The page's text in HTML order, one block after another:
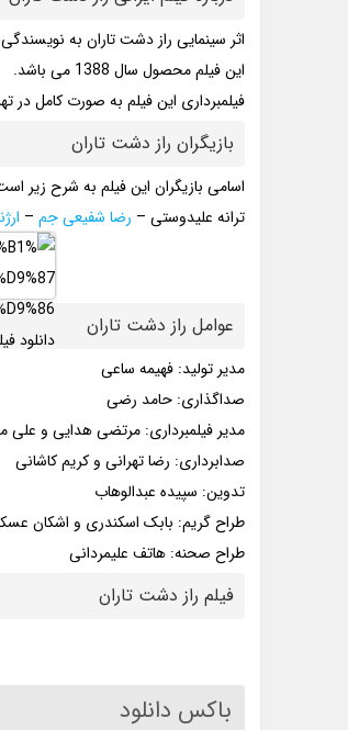
اثر سینمایی راز دشت تاران به
این فیلم محصول سال 1388 می باشد.
فیلمبرداری این فیلم به صورت کامل در
بازیگران راز دشت تاران
اسامی بازیگران این فیلم به شرح زیر
ترانه علیدوستی – رضا شفیعی جم –
عوامل راز دشت تاران
مدیر تولید: فهیمه ساعی
صداگذاری: حامد رضی
مدیر فیلمبرداری: مرتضی هدایی و علی
صدابرداری: رضا تهرانی و کریم کاشانی
تدوین: سپیده عبدالوهاب
طراح گریم: بابک اسکندری و اشکان
طراح صحنه: هاتف علیمردانی
فیلم راز دشت تاران
باکس دانلود